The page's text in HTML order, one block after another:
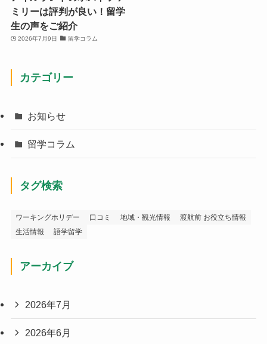
ミリーは評判が良い！留学
生の声をご紹介
2026年7月9日 留学コラム
カテゴリー
お知らせ
留学コラム
タグ検索
ワーキングホリデー 口コミ 地域・観光情報
渡航前 お役立ち情報
生活情報
語学留学
アーカイブ
2026年7月
2026年6月